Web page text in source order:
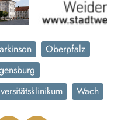
Oberpfalz
Wach